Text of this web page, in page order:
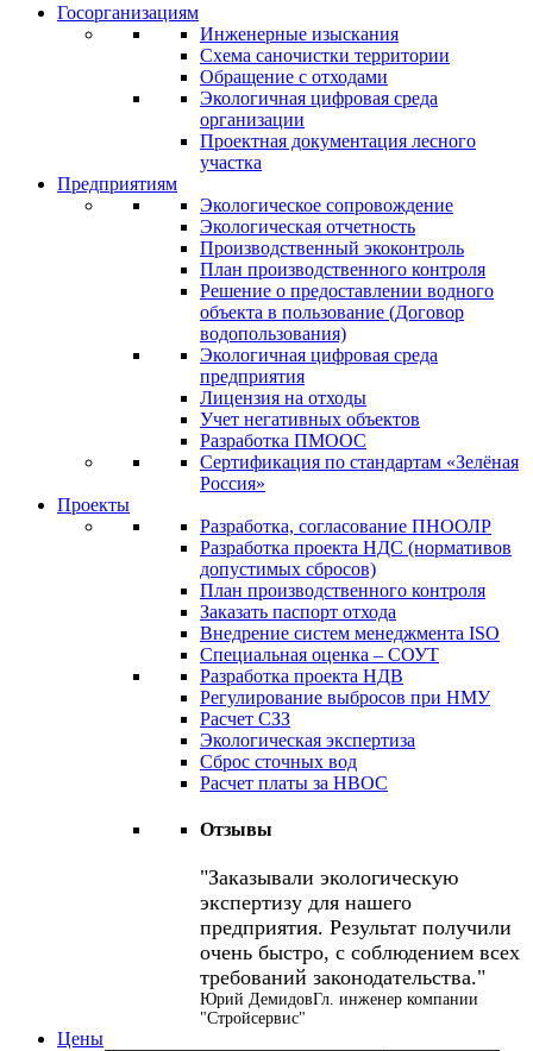
Госорганизациям
Инженерные изыскания
Схема саночистки территории
Обращение с отходами
Экологичная цифровая среда
организации
Проектная документация лесного
участка
Предприятиям
Экологическое сопровождение
Экологическая отчетность
Производственный экоконтроль
План производственного контроля
Решение о предоставлении водного
объекта в пользование (Договор
водопользования)
Экологичная цифровая среда
предприятия
Лицензия на отходы
Учет негативных объектов
Разработка ПМООС
Сертификация по стандартам «Зелёная
Россия»
Проекты
Разработка, согласование ПНООЛР
Разработка проекта НДС (нормативов
допустимых сбросов)
План производственного контроля
Заказать паспорт отхода
Внедрение систем менеджмента ISO
Специальная оценка – СОУТ
Разработка проекта НДВ
Регулирование выбросов при НМУ
Расчет СЗЗ
Экологическая экспертиза
Сброс сточных вод
Расчет платы за НВОС
Отзывы
Заказывали экологическую
экспертизу для нашего
предприятия. Результат получили
очень быстро, с соблюдением всех
требований законодательства.
Юрий ДемидовГл. инженер компании
"Стройсервис"
Цены